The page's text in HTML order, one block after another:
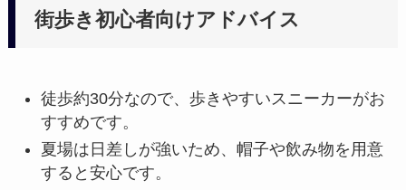
街歩き初心者向けアドバイス
徒歩約30分なので、歩きやすいスニーカーがお
すすめです。
夏場は日差しが強いため、帽子や飲み物を用意
すると安心です。